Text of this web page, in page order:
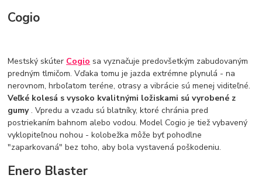
Cogio
Mestský skúter Cogio sa vyznačuje predovšetkým zabudovaným
predným tlmičom. Vďaka tomu je jazda extrémne plynulá - na
nerovnom, hrboľatom teréne, otrasy a vibrácie sú menej viditeľné.
Veľké kolesá s vysoko kvalitnými ložiskami sú vyrobené z
gumy. Vpredu a vzadu sú blatníky, ktoré chránia pred
postriekaním bahnom alebo vodou. Model Cogio je tiež vybavený
vyklopiteľnou nohou - kolobežka môže byť pohodlne
"zaparkovaná" bez toho, aby bola vystavená poškodeniu.
Enero Blaster